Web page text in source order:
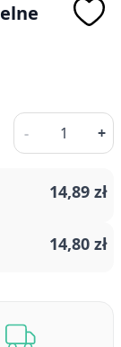
14,89 zł
14,80 zł
-
Ilość
+